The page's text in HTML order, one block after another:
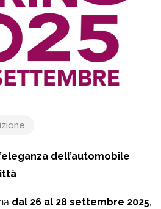
dell’automobile
dal 26 al 28 settembre 2025,